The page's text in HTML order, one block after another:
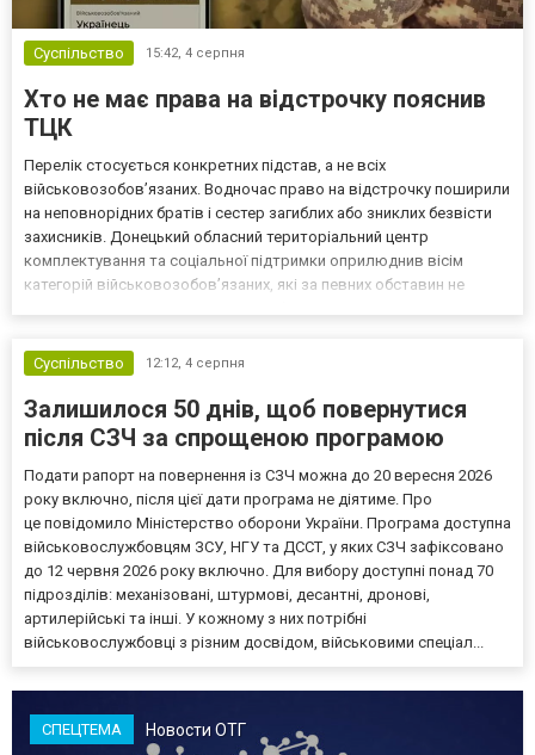
Суспільство 15:42, 4 серпня
Хто не має права на відстрочку пояснив
ТЦК
Перелік стосується конкретних підстав, а не всіх
військовозобов’язаних. Водночас право на відстрочку поширили
на неповнорідних братів і сестер загиблих або зниклих безвісти
захисників. Донецький обласний територіальний центр
комплектування та соціальної підтримки оприлюднив вісім
категорій військовозобов’язаних, які за певних обставин не
Суспільство
12:12, 4 серпня
Залишилося 50 днів, щоб повернутися
після СЗЧ за спрощеною програмою
Подати рапорт на повернення із СЗЧ можна до 20 вересня 2026
року включно, після цієї дати програма не діятиме. Про
це повідомило Міністерство оборони України. Програма доступна
військовослужбовцям ЗСУ, НГУ та ДССТ, у яких СЗЧ зафіксовано
до 12 червня 2026 року включно. Для вибору доступні понад 70
підрозділів: механізовані, штурмові, десантні, дронові,
артилерійські та інші. У кожному з них потрібні
військовослужбовці з різним досвідом, військовими спеціал...
СПЕЦТЕМА Новости ОТГ